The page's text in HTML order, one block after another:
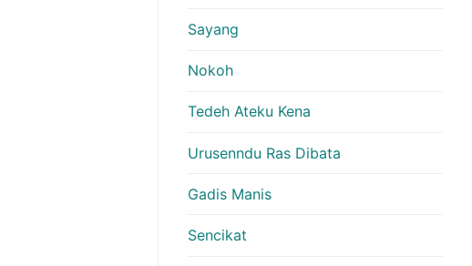
Sayang
Nokoh
Tedeh Ateku Kena
Urusenndu Ras Dibata
Gadis Manis
Sencikat